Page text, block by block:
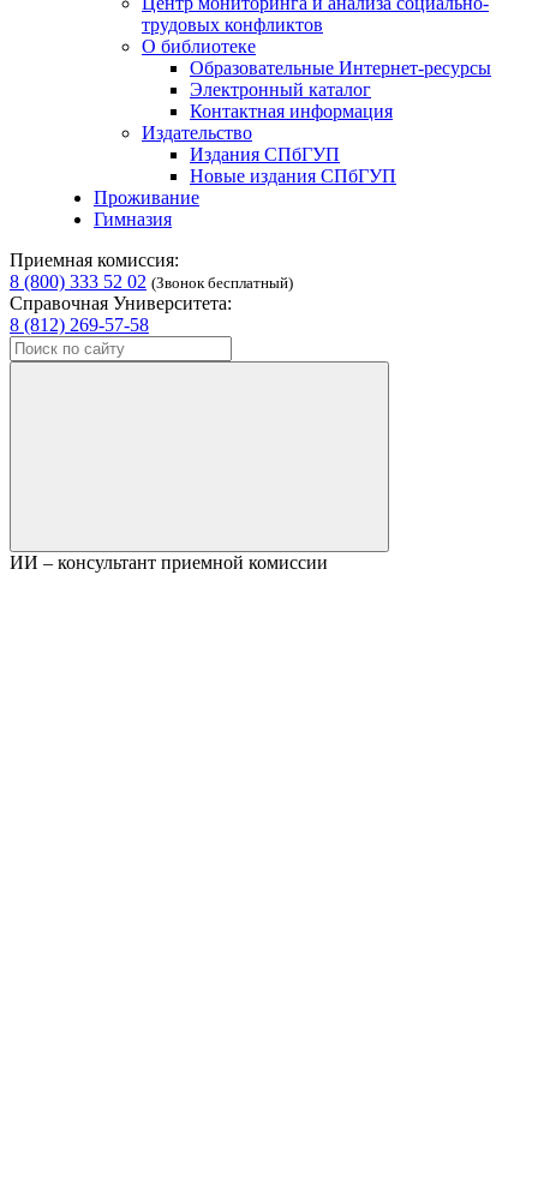
трудовых конфликтов
О библиотеке
Образовательные Интернет-ресурсы
Электронный каталог
Контактная информация
Издательство
Издания СПбГУП
Новые издания СПбГУП
Проживание
Гимназия
Приемная комиссия:
8 (800) 333 52 02 (Звонок бесплатный)
Справочная Университета:
8 (812) 269-57-58
ИИ – консультант приемной комиссии